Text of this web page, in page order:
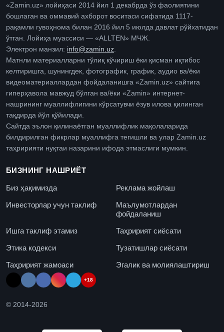
«Zamin.uz» лойиҳаси 2014 йил 1 декабрда ўз фаолиятини
бошлаган ва оммавий ахборот воситаси сифатида 1117-
рақамли гувоҳнома билан 2016 йил 5 июлда давлат рўйхатидан
ўтган. Лойиҳа муассиси — «ALLTEN» МЧЖ.
Электрон манзил: info@zamin.uz.
Матнли материалларни тўлиқ кўчириш ёки қисман иқтибос
келтиришга, шунингдек, фотографик, график, аудио ва/ёки
видеоматериаллардан фойдаланишга «Zamin.uz» сайтига
гиперҳавола мавжуд бўлган ва/ёки «Zamin» интернет-
нашрининг муаллифлигини кўрсатувчи ёзув илова қилинган
тақдирда йўл қўйилади.
Сайтда эълон қилинаётган муаллифлик мақолаларида
билдирилган фикрлар муаллифга тегишли ва улар Zamin.uz
таҳририяти нуқтаи назарини ифода этмаслиги мумкин.
БИЗНИНГ НАШРИЁТ
Биз ҳақимизда
Реклама жойлаш
Инвесторлар учун таклиф
Маълумотлардан
фойдаланиш
Ишга таклиф этамиз
Таҳририят сиёсати
Этика кодекси
Тузатишлар сиёсати
Таҳририят жамоаси
Эгалик ва молиялаштириш
+18
© 2014-2026